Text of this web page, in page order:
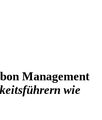
Management
wie